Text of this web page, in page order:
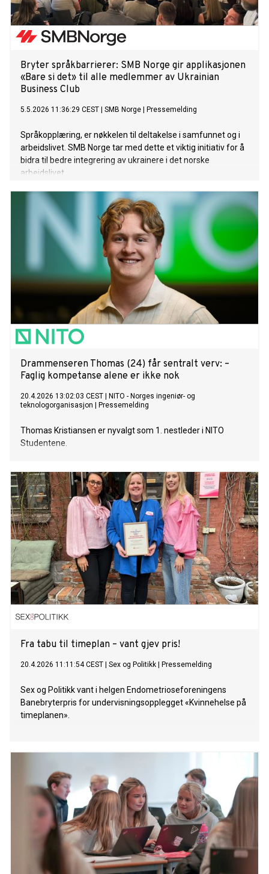
Bryter språkbarrierer: SMB Norge gir applikasjonen
«Bare si det» til alle medlemmer av Ukrainian
Business Club
5.5.2026 11:36:29 CEST SMB Norge Pressemelding
Språkopplæring, er nøkkelen til deltakelse i samfunnet og i
arbeidslivet. SMB Norge tar med dette et viktig initiativ for å
bidra til bedre integrering av ukrainere i det norske
arbeidslivet.
Drammenseren Thomas (24) får sentralt verv: –
Faglig kompetanse alene er ikke nok
20.4.2026 13:02:03 CEST
NITO - Norges ingeniør- og
teknologorganisasjon
Pressemelding
Thomas Kristiansen er nyvalgt som 1. nestleder i NITO
Studentene.
Fra tabu til timeplan – vant gjev pris!
20.4.2026 11:11:54 CEST Sex og Politikk Pressemelding
Sex og Politikk vant i helgen Endometrioseforeningens
Banebryterpris for undervisningsopplegget «Kvinnehelse på
timeplanen».